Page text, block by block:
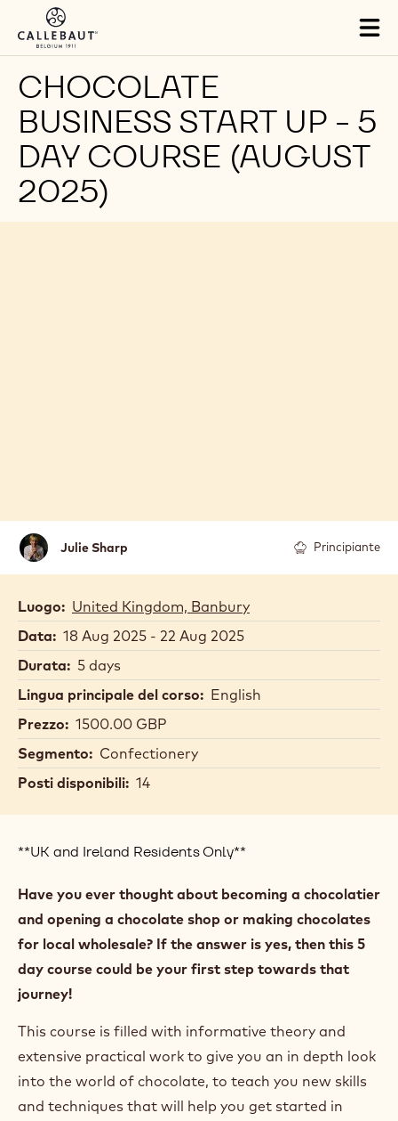
Skip to main content
CHOCOLATE
BUSINESS START UP - 5
DAY COURSE (AUGUST
2025)
Julie
Sharp
Julie Sharp Principiante
Luogo: United Kingdom, Banbury
Data: 18 Aug 2025 - 22 Aug 2025
Durata: 5 days
Lingua principale del corso: English
Prezzo: 1500.00 GBP
Segmento: Confectionery
Posti disponibili: 14
**UK and Ireland Residents Only**
Have you ever thought about becoming a chocolatier
and opening a chocolate shop or making chocolates
for local wholesale? If the answer is yes, then this 5
day course could be your first step towards that
journey!
This course is filled with informative theory and
extensive practical work to give you an in depth look
into the world of chocolate, to teach you new skills
and techniques that will help you get started in